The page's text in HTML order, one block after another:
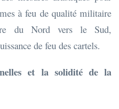
à feu de qualité militaire
du Nord vers le Sud,
de feu des cartels.
et la solidité de la